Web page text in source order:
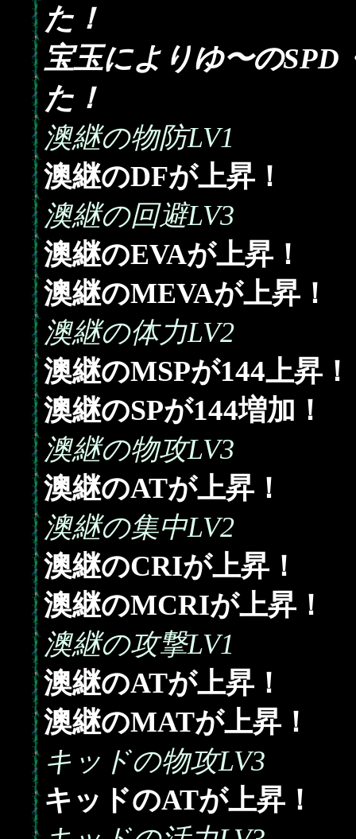
た！
宝玉によりゆ〜のSPD
た！
澳継の物防LV1
澳継のDFが上昇！
澳継の回避LV3
澳継のEVAが上昇！
澳継のMEVAが上昇！
澳継の体力LV2
澳継のMSPが144上昇！
澳継のSPが144増加！
澳継の物攻LV3
澳継のATが上昇！
澳継の集中LV2
澳継のCRIが上昇！
澳継のMCRIが上昇！
澳継の攻撃LV1
澳継のATが上昇！
澳継のMATが上昇！
キッドの物攻LV3
キッドのATが上昇！